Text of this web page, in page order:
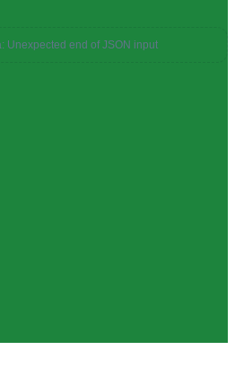
Unexpected end of JSON input